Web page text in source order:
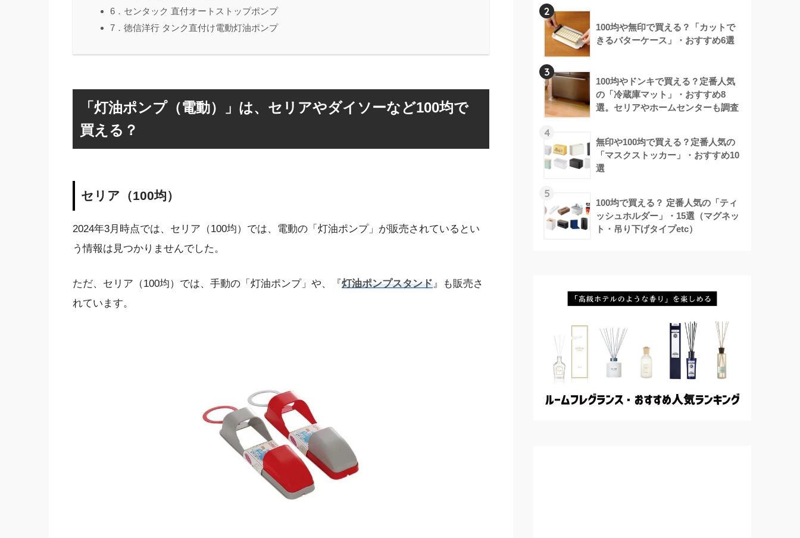
6．センタック 直付オートストップポンプ
7．徳信洋行 タンク直付け電動灯油ポンプ
「灯油ポンプ（電動）」は、セリアやダイソーなど100均で
買える？
セリア（100均）
2024年3月時点では、セリア（100均）では、電動の「灯油ポンプ」が販売されているとい
う情報は見つかりませんでした。
ただ、セリア（100均）では、手動の「灯油ポンプ」や、『灯油ポンプスタンド 』も販売さ
れています。
2
100均や無印で買える？「カットで
きるバターケース」・おすすめ6選
3
100均やドンキで買える？定番人気
の「冷蔵庫マット」・おすすめ8
選。セリアやホームセンターも調査
4
無印や100均で買える？定番人気の
「マスクストッカー」・おすすめ10
選
5
100均で買える？ 定番人気の「ティ
ッシュホルダー」・15選（マグネッ
ト・吊り下げタイプetc）